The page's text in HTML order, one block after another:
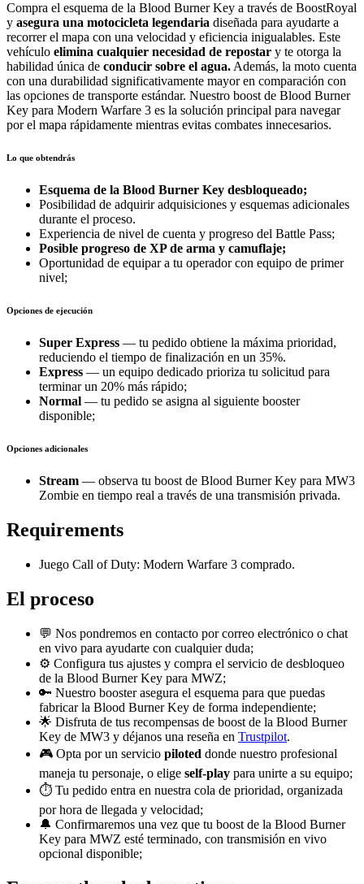
Compra el esquema de la Blood Burner Key a través de BoostRoyal
y asegura una motocicleta legendaria diseñada para ayudarte a
recorrer el mapa con una velocidad y eficiencia inigualables. Este
vehículo elimina cualquier necesidad de repostar y te otorga la
habilidad única de conducir sobre el agua.Además, la moto cuenta
con una durabilidad significativamente mayor en comparación con
las opciones de transporte estándar. Nuestro boost de Blood Burner
Key para Modern Warfare 3 es la solución principal para navegar
por el mapa rápidamente mientras evitas combates innecesarios.
Lo que obtendrás
Esquema de la Blood Burner Key desbloqueado;
Posibilidad de adquirir adquisiciones y esquemas adicionales
durante el proceso.
Experiencia de nivel de cuenta y progreso del Battle Pass;
Posible progreso de XP de arma y camuflaje;
Oportunidad de equipar a tu operador con equipo de primer
nivel;
Opciones de ejecución
Super Express — tu pedido obtiene la máxima prioridad,
reduciendo el tiempo de finalización en un 35%.
Express — un equipo dedicado prioriza tu solicitud para
terminar un 20% más rápido;
Normal — tu pedido se asigna al siguiente booster
disponible;
Opciones adicionales
Stream — observa tu boost de Blood Burner Key para MW3
Zombie en tiempo real a través de una transmisión privada.
Requirements
Juego Call of Duty: Modern Warfare 3 comprado.
El proceso
💬 Nos pondremos en contacto por correo electrónico o chat
en vivo para ayudarte con cualquier duda;
⚙️ Configura tus ajustes y compra el servicio de desbloqueo
de la Blood Burner Key para MWZ;
🔑 Nuestro booster asegura el esquema para que puedas
fabricar la Blood Burner Key de forma independiente;
🌟 Disfruta de tus recompensas de boost de la Blood Burner
Key de MW3 y déjanos una reseña en Trustpilot.
🎮 Opta por un servicio piloted donde nuestro profesional
maneja tu personaje, o elige self-play para unirte a su equipo;
⏱️ Tu pedido entra en nuestra cola de prioridad, organizada
por hora de llegada y velocidad;
🔔 Confirmaremos una vez que tu boost de la Blood Burner
Key para MWZ esté terminado, con transmisión en vivo
opcional disponible;